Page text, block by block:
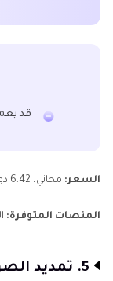
قد
السعر: مجاني، 6.42 دولار شهرياً
المنصات المتوفرة:
5. تمديد الصور باستخدام Perfectcorp